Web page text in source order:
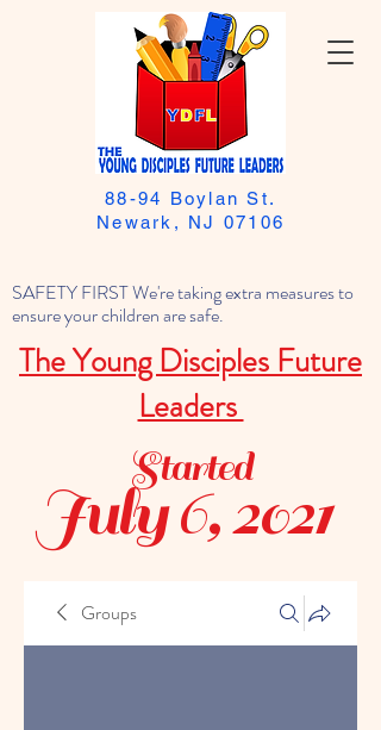
SAFETY FIRST We're taking extra measures to
ensure your children are safe.
The Young Disciples Future
Leaders
88-94 Boylan St.
Newark, NJ 07106
July 6, 2021
Started
Groups